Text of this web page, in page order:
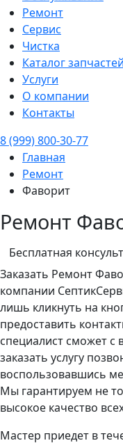
Ремонт
Сервис
Чистка
Каталог запчастей
Услуги
О компании
Контакты
8 (999) 800-30-77
Главная
Ремонт
Фаворит
Ремонт
Бесплатная
Заказать Ремонт
компании
лишь кликнуть на
предоставить
специалист сможет с
заказать услугу
воспользовавшись
Мы гарантируем не
высокое качество
Мастер приедет в